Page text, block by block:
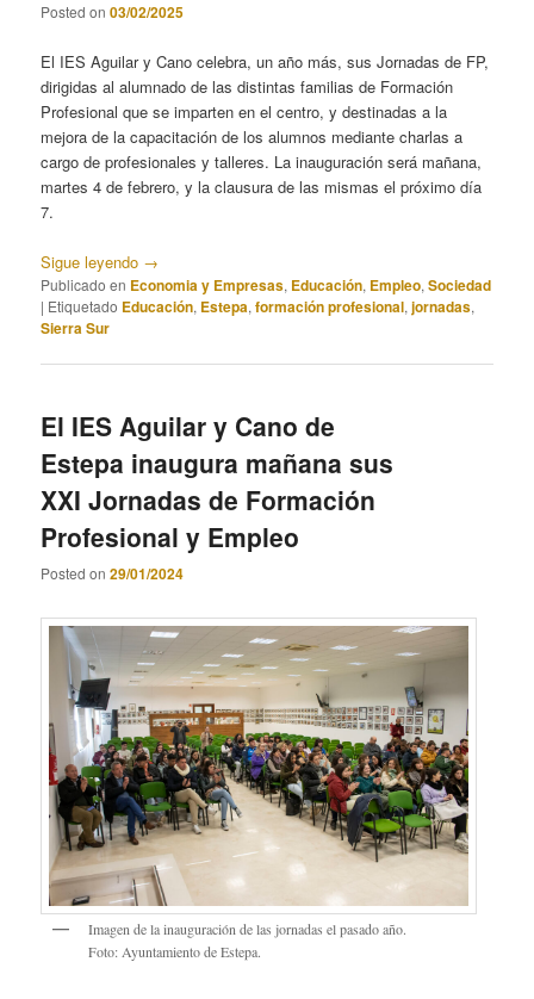
Posted on03/02/2025
El IES Aguilar y Cano celebra, un año más, sus Jornadas de FP,
dirigidas al alumnado de las distintas familias de Formación
Profesional que se imparten en el centro, y destinadas a la
mejora de la capacitación de los alumnos mediante charlas a
cargo de profesionales y talleres. La inauguración será mañana,
martes 4 de febrero, y la clausura de las mismas el próximo día
7.
Sigue leyendo →
Publicado en Economia y Empresas, Educación, Empleo,Sociedad
| Etiquetado Educación, Estepa,formación profesional,jornadas,
Sierra Sur
El IES Aguilar y Cano de
Estepa inaugura mañana sus
XXI Jornadas de Formación
Profesional y Empleo
Posted on29/01/2024
Imagen de la inauguración de las jornadas el pasado año.
Foto: Ayuntamiento de Estepa.